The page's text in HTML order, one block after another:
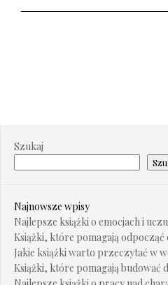
Szukaj
Najnowsze wpisy
Najlepsze książki o emocjach i
Książki, które pomagają
Jakie książki warto przeczytać w
Książki, które pomagają budować